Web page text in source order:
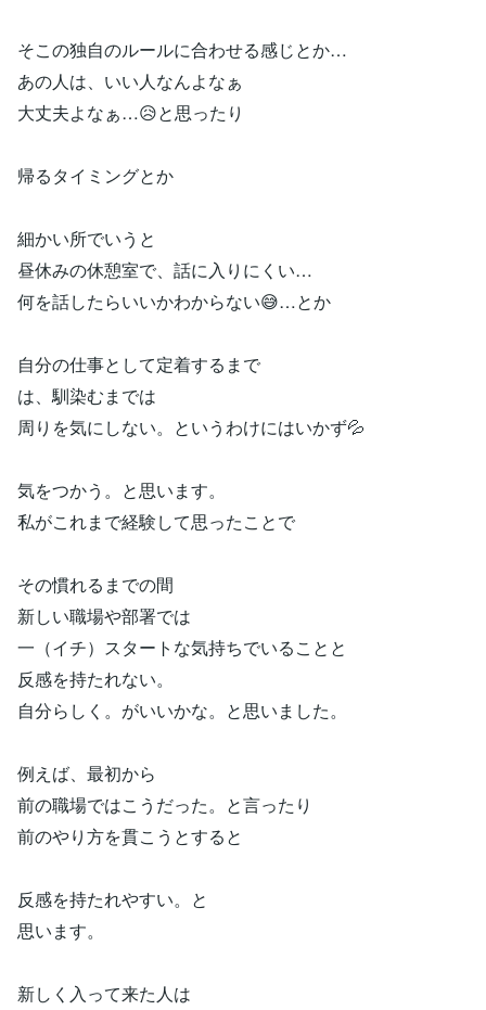
そこの独自のルールに合わせる感じとか…
あの人は、いい人なんよなぁ
大丈夫よなぁ…😥と思ったり
帰るタイミングとか
細かい所でいうと
昼休みの休憩室で、話に入りにくい…
何を話したらいいかわからない😅…とか
自分の仕事として定着するまで
は、馴染むまでは
周りを気にしない。というわけにはいかず💦
気をつかう。と思います。
私がこれまで経験して思ったことで
その慣れるまでの間
新しい職場や部署では
一（イチ）スタートな気持ちでいることと
反感を持たれない。
自分らしく。がいいかな。と思いました。
例えば、最初から
前の職場ではこうだった。と言ったり
前のやり方を貫こうとすると
反感を持たれやすい。と
思います。
新しく入って来た人は